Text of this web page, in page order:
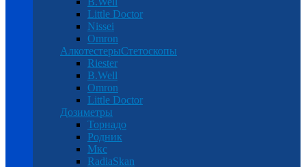
Little Doctor
Nissei
Omron
АлкотестерыСтетоскопы
Riester
B.Well
Omron
Little Doctor
Дозиметры
Торнадо
Родник
Мкс
RadiaSkan